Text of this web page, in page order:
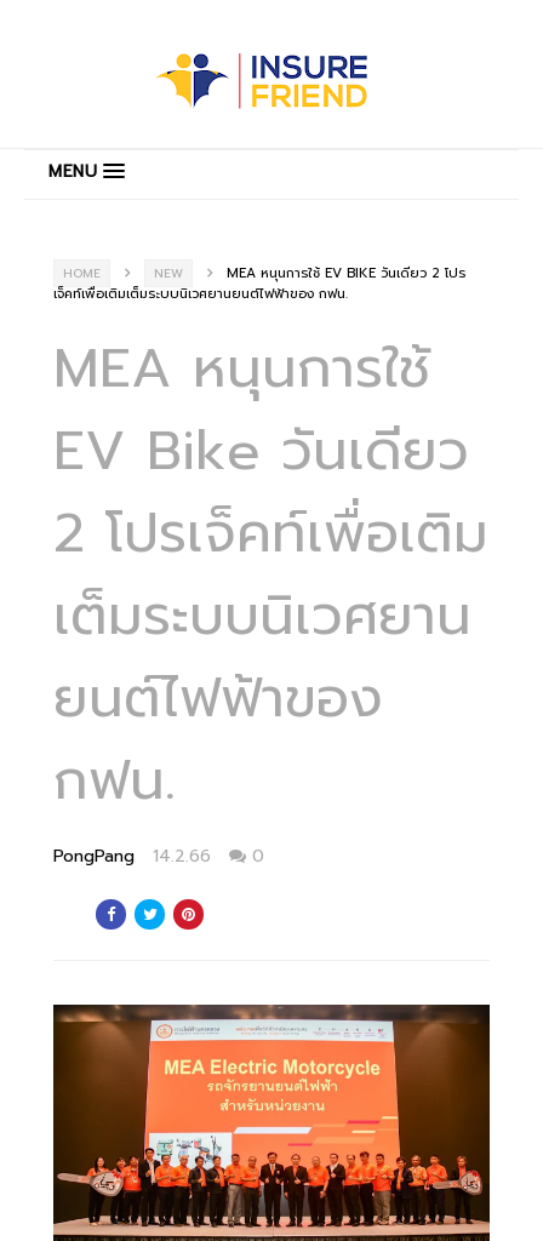
MENU
HOME NEW
MEA หนุนการใช้ EV BIKE วันเดียว 2 โปร
เจ็คท์เพื่อเติมเต็มระบบนิเวศยานยนต์ไฟฟ้าของ กฟน.
MEA หนุนการใช้
EV Bike วันเดียว
2 โปรเจ็คท์เพื่อเติม
เต็มระบบนิเวศยาน
ยนต์ไฟฟ้าของ
กฟน.
PongPang 14.2.66 0